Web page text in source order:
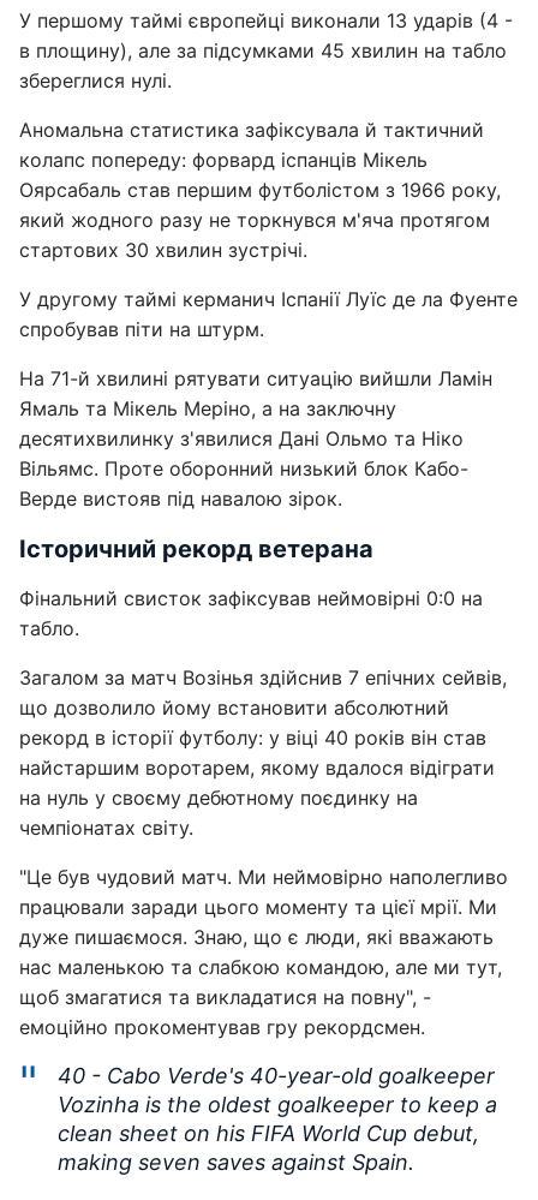
У першому таймі європейці виконали 13 ударів (4 -
в площину), але за підсумками 45 хвилин на табло
збереглися нулі.
Аномальна статистика зафіксувала й тактичний
колапс попереду: форвард іспанців Мікель
Оярсабаль став першим футболістом з 1966 року,
який жодного разу не торкнувся м'яча протягом
стартових 30 хвилин зустрічі.
У другому таймі керманич Іспанії Луїс де ла Фуенте
спробував піти на штурм.
На 71-й хвилині рятувати ситуацію вийшли Ламін
Ямаль та Мікель Меріно, а на заключну
десятихвилинку з'явилися Дані Ольмо та Ніко
Вільямс. Проте оборонний низький блок Кабо-
Верде вистояв під навалою зірок.
Історичний рекорд ветерана
Фінальний свисток зафіксував неймовірні 0:0 на
табло.
Загалом за матч Возінья здійснив 7 епічних сейвів,
що дозволило йому встановити абсолютний
рекорд в історії футболу: у віці 40 років він став
найстаршим воротарем, якому вдалося відіграти
на нуль у своєму дебютному поєдинку на
чемпіонатах світу.
"Це був чудовий матч. Ми неймовірно наполегливо
працювали заради цього моменту та цієї мрії. Ми
дуже пишаємося. Знаю, що є люди, які вважають
нас маленькою та слабкою командою, але ми тут,
щоб змагатися та викладатися на повну", -
емоційно прокоментував гру рекордсмен.
40 - Cabo Verde's 40-year-old goalkeeper
Vozinha is the oldest goalkeeper to keep a
clean sheet on his FIFA World Cup debut,
making seven saves against Spain.